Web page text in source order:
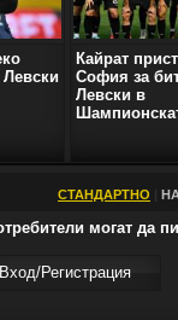
Кайрат
София за
Левски в
СТАНДАРТНО
могат да
Вход/Регистрaция